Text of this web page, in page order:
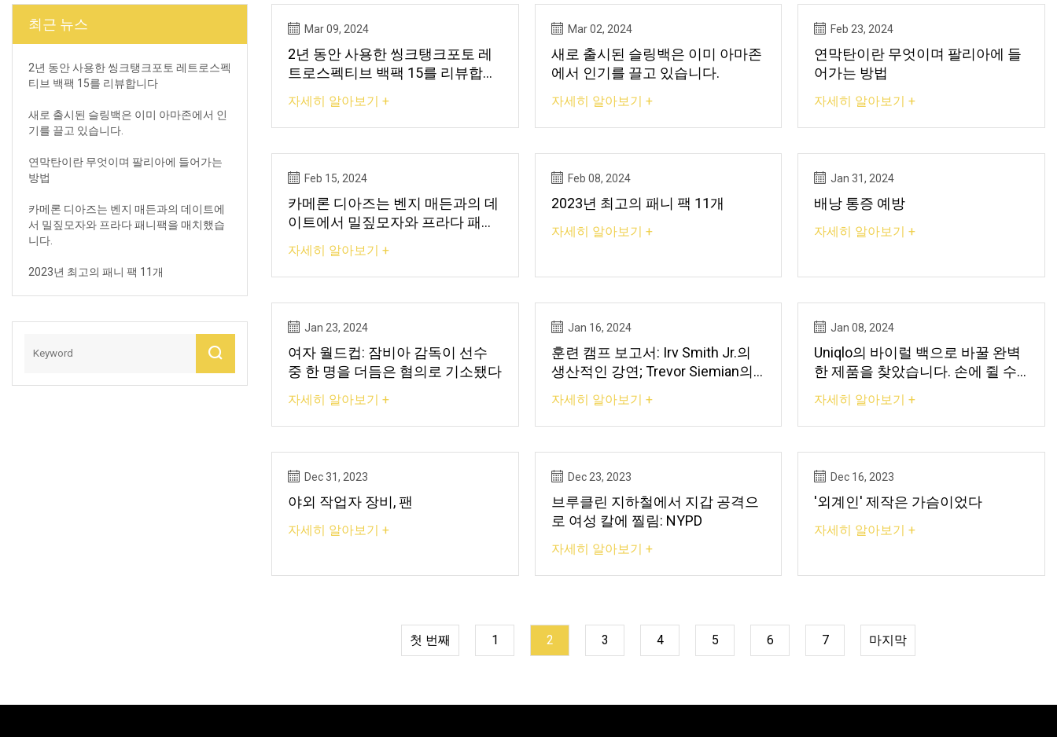
최근 뉴스
2년 동안 사용한 씽크탱크포토 레트로스펙
티브 백팩 15를 리뷰합니다
새로 출시된 슬링백은 이미 아마존에서 인
기를 끌고 있습니다.
연막탄이란 무엇이며 팔리아에 들어가는
방법
카메론 디아즈는 벤지 매든과의 데이트에
서 밀짚모자와 프라다 패니팩을 매치했습
니다.
2023년 최고의 패니 팩 11개
Mar 09, 2024
2년 동안 사용한 씽크탱크포토 레
트로스펙티브 백팩 15를 리뷰합니
자세히 알아보기 +
Mar 02, 2024
새로 출시된 슬링백은 이미 아마존
에서 인기를 끌고 있습니다.
자세히 알아보기 +
Feb 23, 2024
연막탄이란 무엇이며 팔리아에 들
어가는 방법
자세히 알아보기 +
Feb 15, 2024
카메론 디아즈는 벤지 매든과의 데
이트에서 밀짚모자와 프라다 패니
자세히 알아보기 +
Feb 08, 2024
2023년 최고의 패니 팩 11개
자세히 알아보기 +
Jan 31, 2024
배낭 통증 예방
자세히 알아보기 +
Jan 23, 2024
여자 월드컵: 잠비아 감독이 선수
중 한 명을 더듬은 혐의로 기소됐다
자세히 알아보기 +
Jan 16, 2024
훈련 캠프 보고서: Irv Smith Jr.의
생산적인 강연; Trevor Siemian의
자세히 알아보기 +
Jan 08, 2024
Uniqlo의 바이럴 백으로 바꿀 완벽
한 제품을 찾았습니다. 손에 쥘 수
자세히 알아보기 +
Dec 31, 2023
야외 작업자 장비, 팬
자세히 알아보기 +
Dec 23, 2023
브루클린 지하철에서 지갑 공격으
로 여성 칼에 찔림: NYPD
자세히 알아보기 +
Dec 16, 2023
'외계인' 제작은 가슴이었다
자세히 알아보기 +
첫 번째 1 2 3 4 5 6 7 마지막